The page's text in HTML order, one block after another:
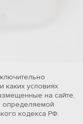
каких условиях
на сайте,
определяемой
кодекса РФ.